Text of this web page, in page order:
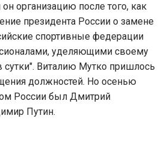
организацию после того, как
президента России о замене
спортивные федерации
уделяющими своему
сутки". Виталию Мутко пришлось
должностей. Но осенью
России был Дмитрий
Путин.